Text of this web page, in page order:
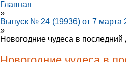
Главная
»
Выпуск № 24 (19936) от 7 марта
»
Новогодние чудеса в